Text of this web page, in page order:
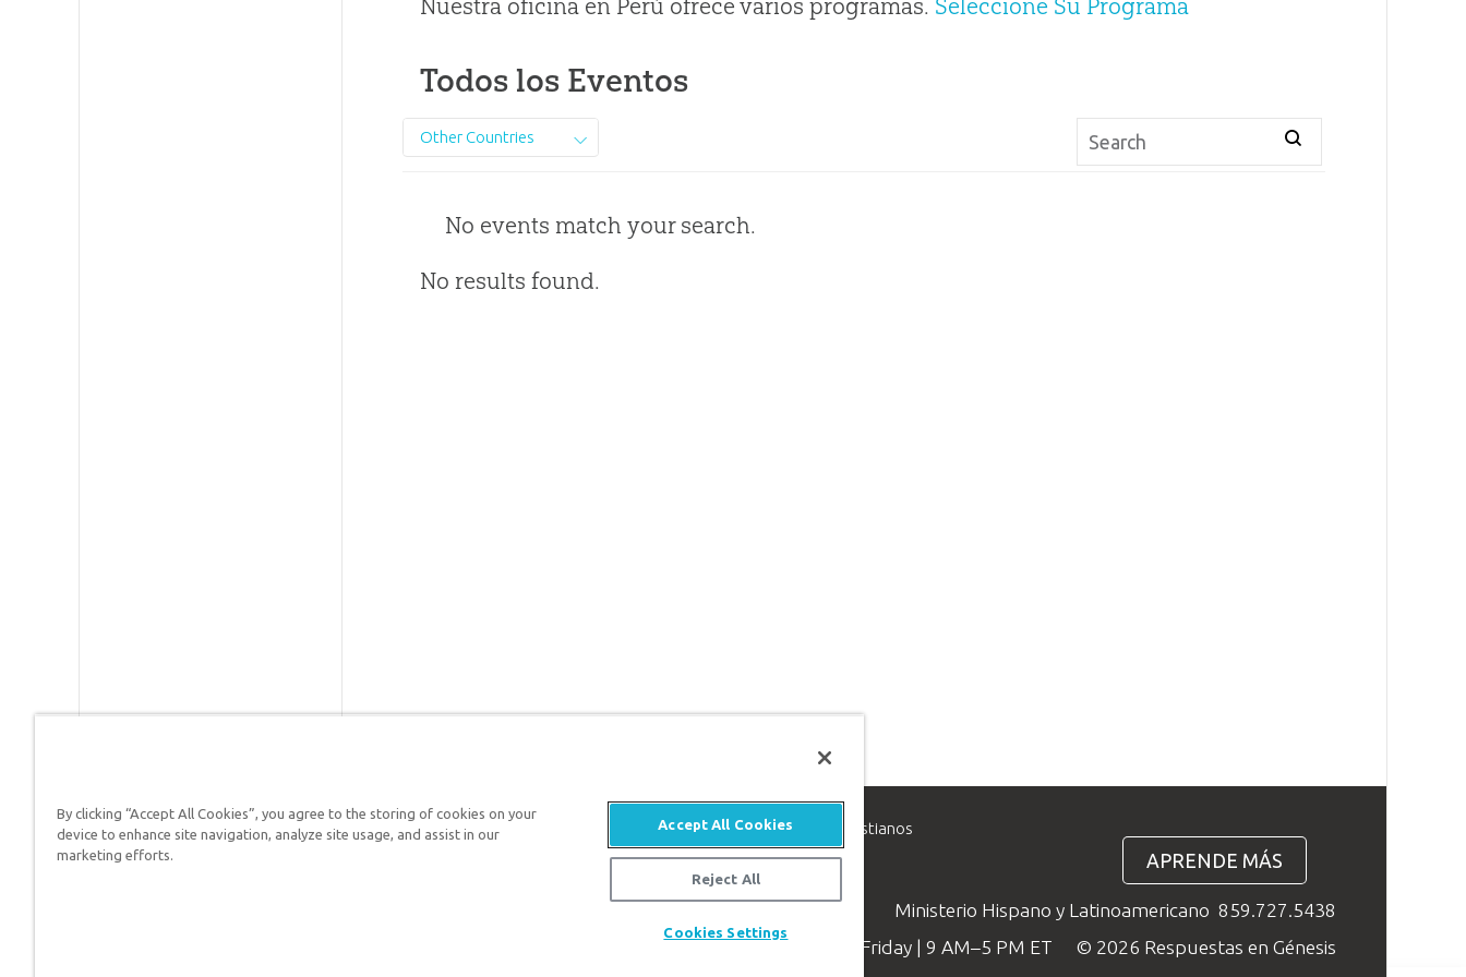
Nuestra oficina en Perú ofrece varios programas. Seleccione Su Programa
Todos los Eventos
Other Countries
No events match your search.
No results found.
Respuestas en Génesis es un ministerio de apologética, dedicado a ayudar a los cristianos
defender su fe y proclamar el evangelio de Jesucristo.
APRENDE MÁS
Ministerio Hispano y Latinoamericano 859.727.5438
Available Monday–Friday | 9 AM–5 PM ET
© 2026 Respuestas en Génesis
By clicking “Accept All Cookies”, you agree to the storing of cookies on your
device to enhance site navigation, analyze site usage, and assist in our
marketing efforts.
Accept All Cookies
Reject All
Cookies Settings